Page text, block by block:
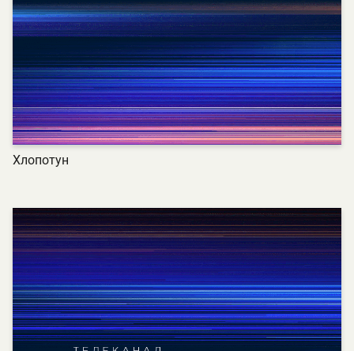
Хлопотун